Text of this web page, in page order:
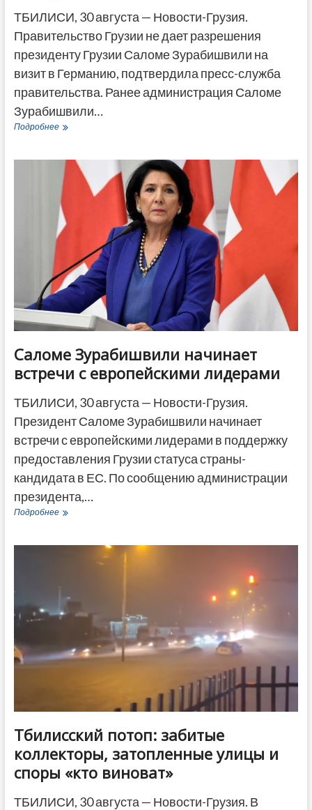
ТБИЛИСИ, 30 августа — Новости-Грузия.
Правительство Грузии не дает разрешения
президенту Грузии Саломе Зурабишвили на
визит в Германию, подтвердила пресс-служба
правительства. Ранее администрация Саломе
Зурабишвили…
ПодробнееНевыездная
Правительство
Грузии
отказало
Зурабишвили
сразу
в
десяти
поездках
Саломе Зурабишвили начинает
встречи с европейскими лидерами
ТБИЛИСИ, 30 августа — Новости-Грузия.
Президент Саломе Зурабишвили начинает
встречи с европейскими лидерами в поддержку
предоставления Грузии статуса страны-
кандидата в ЕС. По сообщению администрации
президента,…
ПодробнееСаломе
встречи
Тбилисский потоп: забитые
коллекторы, затопленные улицы и
споры «кто виноват»
ТБИЛИСИ, 30 августа — Новости-Грузия. В